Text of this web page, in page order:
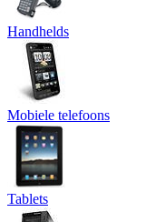
Handhelds
Mobiele telefoons
Tablets